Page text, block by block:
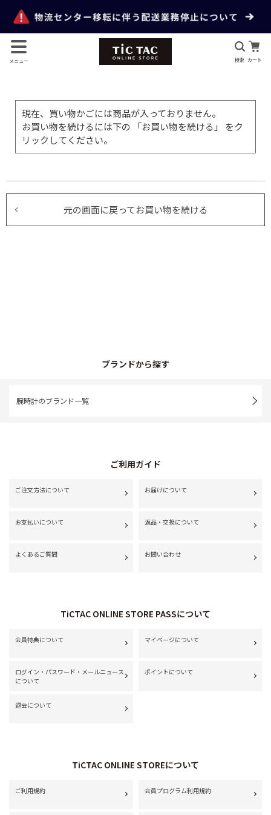
メニュー 検索 カート
現在、買い物かごには商品が入っておりません。
お買い物を続けるには下の 「お買い物を続ける」 をク
リックしてください。
元の画面に戻ってお買い物を続ける
ブランドから探す
腕時計のブランド一覧
ご利用ガイド
ご注文方法について お届けについて
お支払いについて 返品・交換について
よくあるご質問 お問い合わせ
TiCTAC ONLINE STORE PASSについて
会員特典について マイページについて
ログイン・パスワード・メールニュース
について
ポイントについて
退会について
TiCTAC ONLINE STOREについて
ご利用規約 会員プログラム利用規約